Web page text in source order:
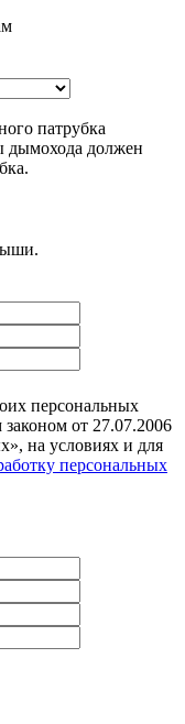
патрубка
дымохода должен
персональных
от 27.07.2006
на условиях и для
персональных